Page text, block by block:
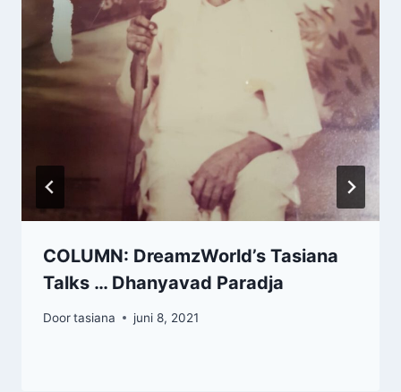
COLUMN: DreamzWorld’s Tasiana
Talks … Dhanyavad Paradja
Doortasiana juni 8, 2021